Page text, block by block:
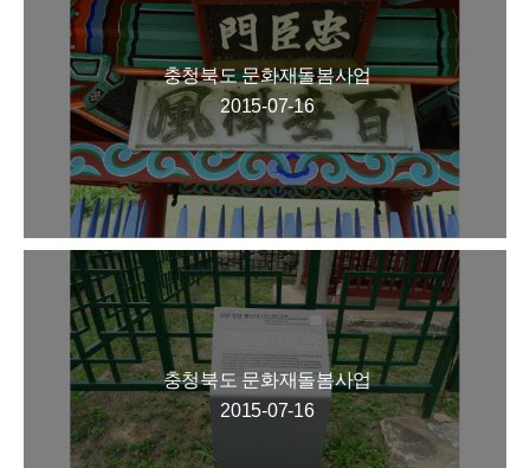
충청북도 문화재돌봄사업
2015-07-16
충청북도 문화재돌봄사업
2015-07-16